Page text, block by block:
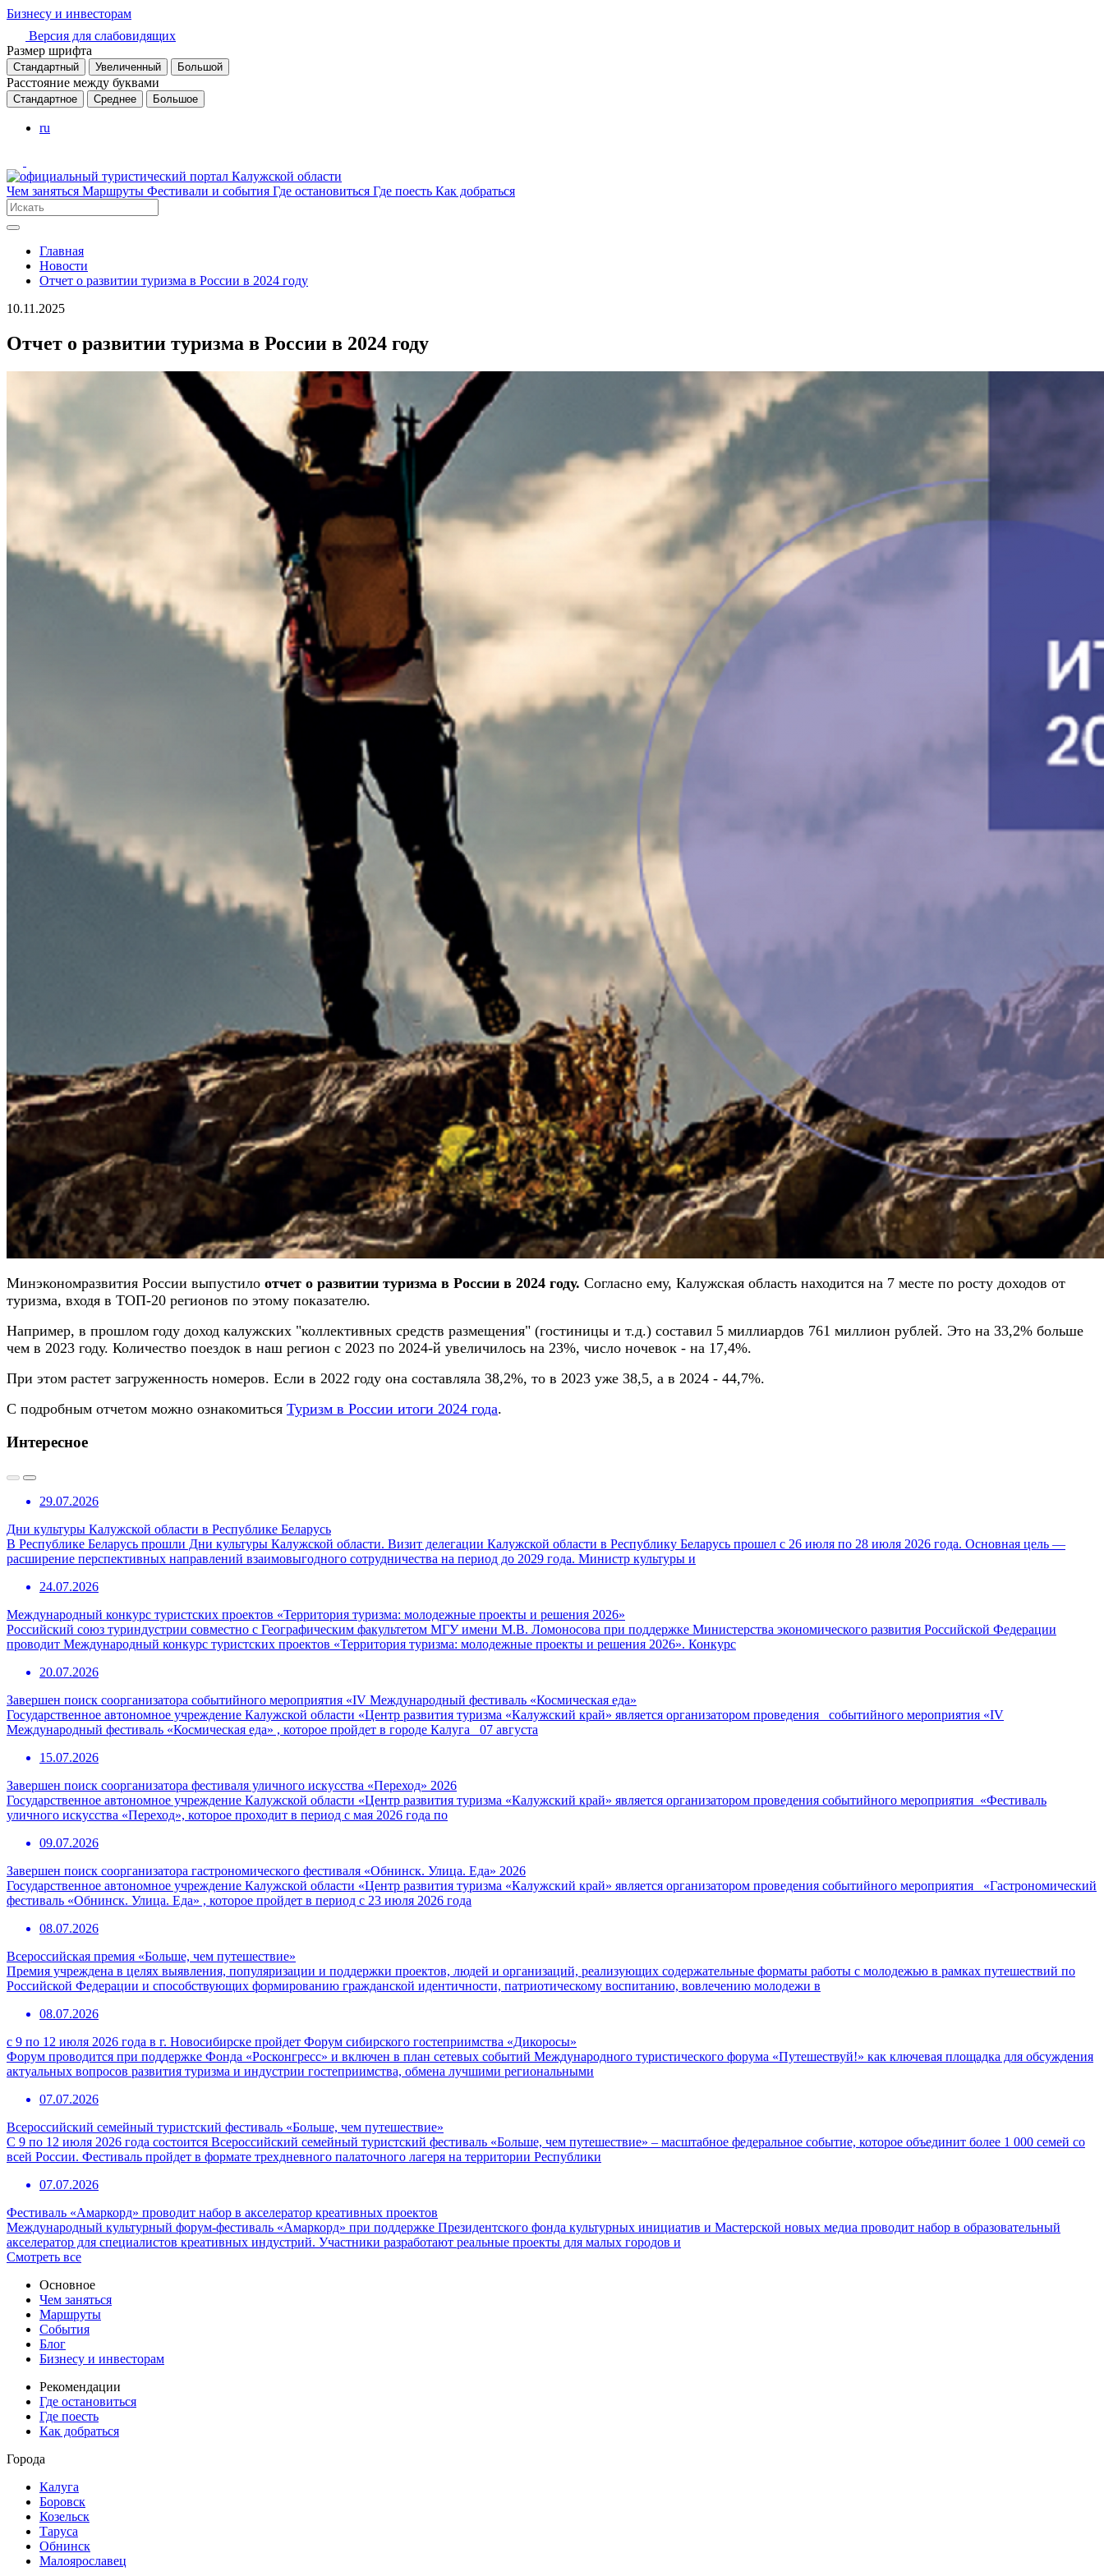
Бизнесу и инвесторам
Версия для слабовидящих
Размер шрифта
Стандартный Увеличенный Большой
Расстояние между буквами
Стандартное Среднее Большое
ru
Чем заняться Маршруты Фестивали и события Где остановиться Где поесть Как добраться
Главная
Новости
Отчет о развитии туризма в России в 2024 году
10.11.2025
Отчет о развитии туризма в России в 2024 году
Минэкономразвития России выпустило отчет о развитии туризма в России в 2024 году. Согласно ему, Калужская область находится на 7 месте по росту доходов от
туризма, входя в ТОП-20 регионов по этому показателю.
Например, в прошлом году доход калужских "коллективных средств размещения" (гостиницы и т.д.) составил 5 миллиардов 761 миллион рублей. Это на 33,2% больше
чем в 2023 году. Количество поездок в наш регион с 2023 по 2024-й увеличилось на 23%, число ночевок - на 17,4%.
При этом растет загруженность номеров. Если в 2022 году она составляла 38,2%, то в 2023 уже 38,5, а в 2024 - 44,7%.
С подробным отчетом можно ознакомиться Туризм в России итоги 2024 года.
Интересное
29.07.2026
Дни культуры Калужской области в Республике Беларусь
В Республике Беларусь прошли Дни культуры Калужской области. Визит делегации Калужской области в Республику Беларусь прошел с 26 июля по 28 июля 2026 года. Основная цель —
расширение перспективных направлений взаимовыгодного сотрудничества на период до 2029 года. Министр культуры и
24.07.2026
Международный конкурс туристских проектов «Территория туризма: молодежные проекты и решения 2026»
Российский союз туриндустрии совместно с Географическим факультетом МГУ имени М.В. Ломоносова при поддержке Министерства экономического развития Российской Федерации
проводит Международный конкурс туристских проектов «Территория туризма: молодежные проекты и решения 2026». Конкурс
20.07.2026
Завершен поиск соорганизатора событийного мероприятия «IV Международный фестиваль «Космическая еда»
Государственное автономное учреждение Калужской области «Центр развития туризма «Калужский край» является организатором проведения событийного мероприятия «IV
Международный фестиваль «Космическая еда» , которое пройдет в городе Калуга 07 августа
15.07.2026
Завершен поиск соорганизатора фестиваля уличного искусства «Переход» 2026
Государственное автономное учреждение Калужской области «Центр развития туризма «Калужский край» является организатором проведения событийного мероприятия «Фестиваль
уличного искусства «Переход», которое проходит в период с мая 2026 года по
09.07.2026
Завершен поиск соорганизатора гастрономического фестиваля «Обнинск. Улица. Еда» 2026
Государственное автономное учреждение Калужской области «Центр развития туризма «Калужский край» является организатором проведения событийного мероприятия «Гастрономический
фестиваль «Обнинск. Улица. Еда» , которое пройдет в период с 23 июля 2026 года
08.07.2026
Всероссийская премия «Больше, чем путешествие»
Премия учреждена в целях выявления, популяризации и поддержки проектов, людей и организаций, реализующих содержательные форматы работы с молодежью в рамках путешествий по
Российской Федерации и способствующих формированию гражданской идентичности, патриотическому воспитанию, вовлечению молодежи в
08.07.2026
с 9 по 12 июля 2026 года в г. Новосибирске пройдет Форум сибирского гостеприимства «Дикоросы»
Форум проводится при поддержке Фонда «Росконгресс» и включен в план сетевых событий Международного туристического форума «Путешествуй!» как ключевая площадка для обсуждения
актуальных вопросов развития туризма и индустрии гостеприимства, обмена лучшими региональными
07.07.2026
Всероссийский семейный туристский фестиваль «Больше, чем путешествие»
С 9 по 12 июля 2026 года состоится Всероссийский семейный туристский фестиваль «Больше, чем путешествие» – масштабное федеральное событие, которое объединит более 1 000 семей со
всей России. Фестиваль пройдет в формате трехдневного палаточного лагеря на территории Республики
07.07.2026
Фестиваль «Амаркорд» проводит набор в акселератор креативных проектов
Международный культурный форум-фестиваль «Амаркорд» при поддержке Президентского фонда культурных инициатив и Мастерской новых медиа проводит набор в образовательный
акселератор для специалистов креативных индустрий. Участники разработают реальные проекты для малых городов и
Смотреть все
Основное
Чем заняться
Маршруты
События
Блог
Бизнесу и инвесторам
Рекомендации
Где остановиться
Где поесть
Как добраться
Города
Калуга
Боровск
Козельск
Таруса
Обнинск
Малоярославец